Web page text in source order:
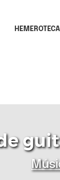
HEMEROTECA